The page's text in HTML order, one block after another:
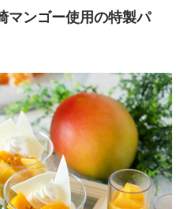
マンゴー使用の特製パ